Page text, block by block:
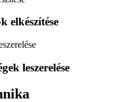
elkészítése
leszerelése